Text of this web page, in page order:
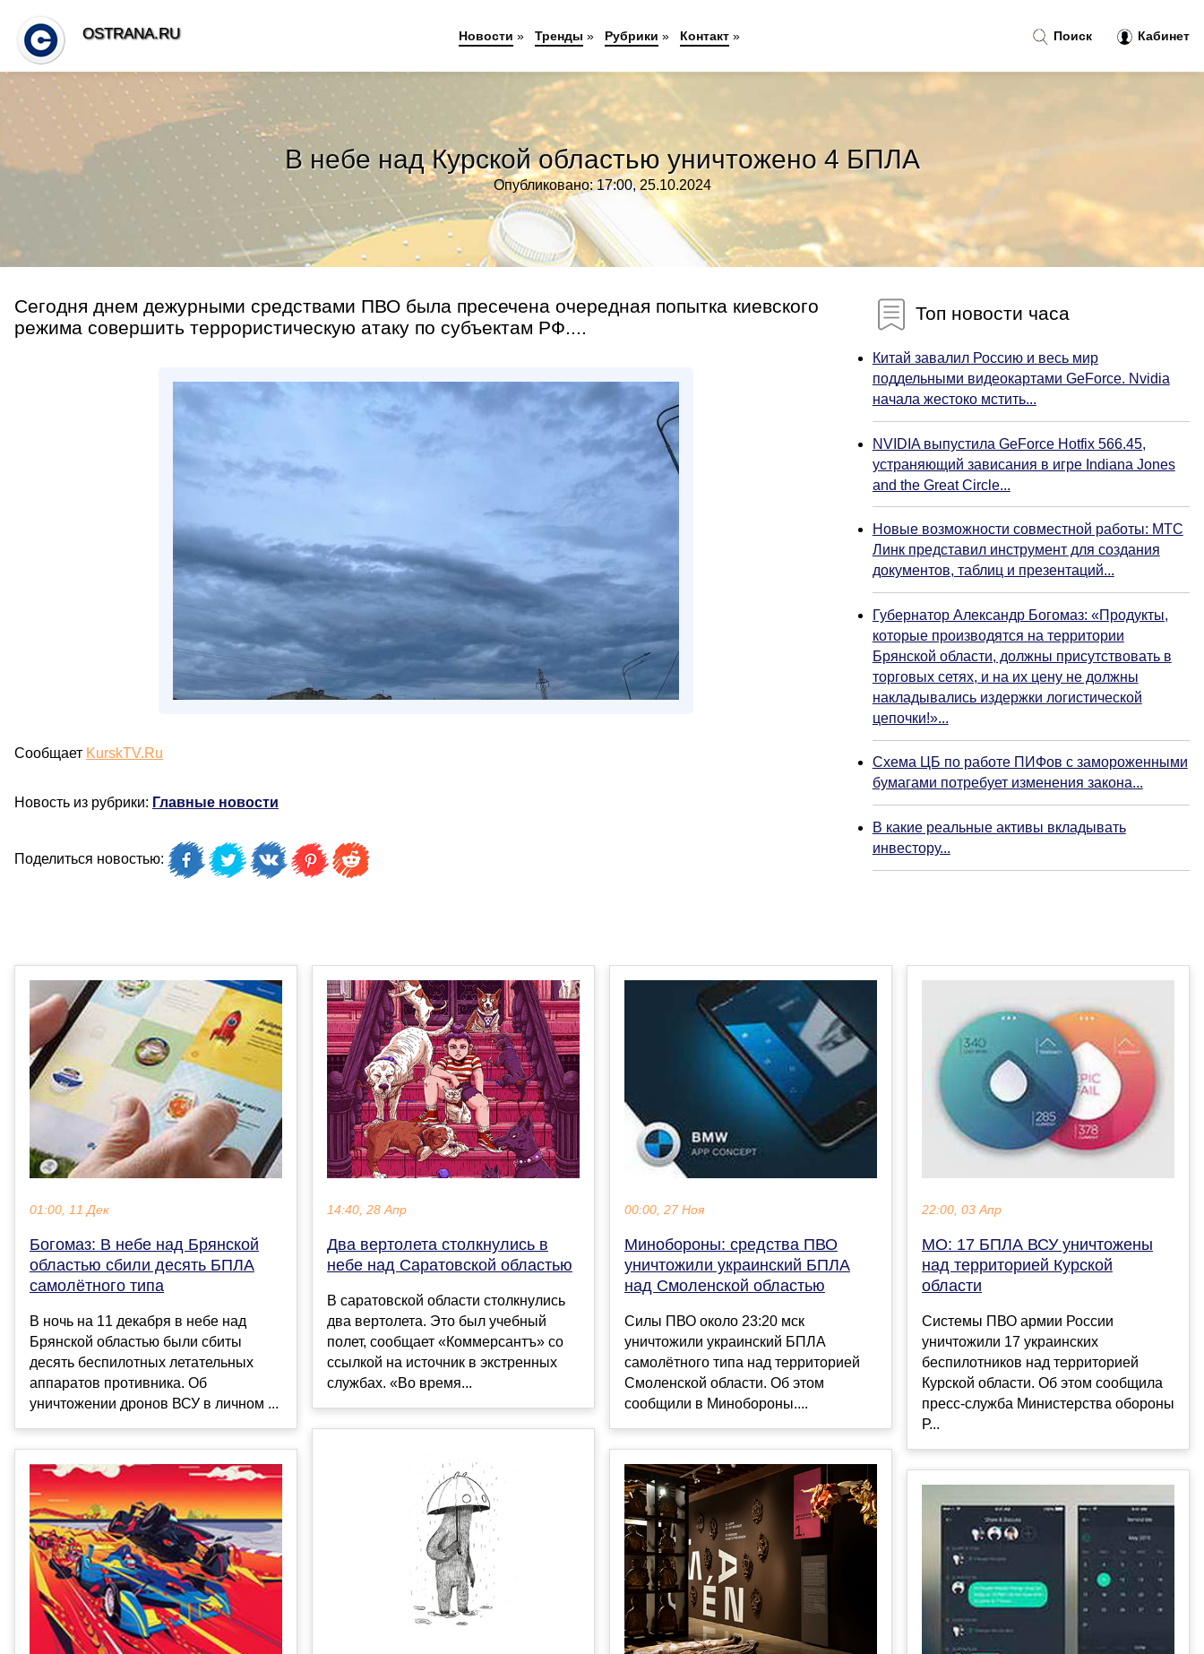
В небе над Курской областью уничтожено 4 БПЛА
Опубликовано: 17:00, 25.10.2024
Сегодня днем дежурными средствами ПВО была пресечена очередная попытка киевского
режима совершить террористическую атаку по субъектам РФ....
Сообщает KurskTV.Ru
Новость из рубрики: Главные новости
Поделиться новостью:
Топ новости часа
Китай завалил Россию и весь мир
поддельными видеокартами GeForce. Nvidia
начала жестоко мстить...
NVIDIA выпустила GeForce Hotfix 566.45,
устраняющий зависания в игре Indiana Jones
and the Great Circle...
Новые возможности совместной работы: МТС
Линк представил инструмент для создания
документов, таблиц и презентаций...
Губернатор Александр Богомаз: «Продукты,
которые производятся на территории
Брянской области, должны присутствовать в
торговых сетях, и на их цену не должны
накладывались издержки логистической
цепочки!»...
Схема ЦБ по работе ПИФов с замороженными
бумагами потребует изменения закона...
В какие реальные активы вкладывать
инвестору...
01:00, 11 Дек
Богомаз: В небе над Брянской
областью сбили десять БПЛА
самолётного типа
В ночь на 11 декабря в небе над
Брянской областью были сбиты
десять беспилотных летательных
аппаратов противника. Об
уничтожении дронов ВСУ в личном ...
14:40, 28 Апр
Два вертолета столкнулись в
небе над Саратовской областью
В саратовской области столкнулись
два вертолета. Это был учебный
полет, сообщает «Коммерсантъ» со
ссылкой на источник в экстренных
службах. «Во время...
00:00, 27 Ноя
Минобороны: средства ПВО
уничтожили украинский БПЛА
над Смоленской областью
Силы ПВО около 23:20 мск
уничтожили украинский БПЛА
самолётного типа над территорией
Смоленской области. Об этом
сообщили в Минобороны....
22:00, 03 Апр
МО: 17 БПЛА ВСУ уничтожены
над территорией Курской
области
Системы ПВО армии России
уничтожили 17 украинских
беспилотников над территорией
Курской области. Об этом сообщила
пресс-служба Министерства обороны
Р...
Поиск Кабинет
OSTRANA.RU Новости » Тренды » Рубрики » Контакт»